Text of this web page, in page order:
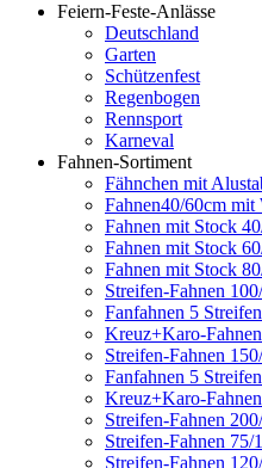
Feiern-Feste-Anlässe
Deutschland
Garten
Schützenfest
Regenbogen
Rennsport
Karneval
Fahnen-Sortiment
Fähnchen mit
Fahnen40/60cm mit
Fahnen mit Stock
Fahnen mit Stock
Fahnen mit Stock
Streifen-Fahnen
Fanfahnen 5
Kreuz+Karo-
Streifen-Fahnen
Fanfahnen 5
Kreuz+Karo-
Streifen-Fahnen
Streifen-Fahnen
Streifen-Fahnen